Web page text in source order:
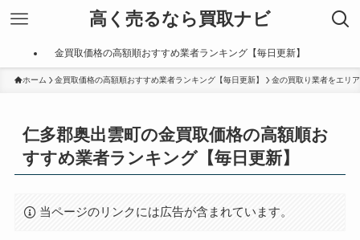
高く売るなら買取ナビ
金買取価格の高額順おすすめ業者ランキング【毎日更新】
ホーム 金買取価格の高額順おすすめ業者ランキング【毎日更新】 金の買取り業者をエリ
仁多郡奥出雲町の金買取価格の高額順お
すすめ業者ランキング【毎日更新】
当ページのリンクには広告が含まれています。